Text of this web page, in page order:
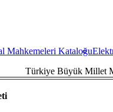
Mahkemeleri Kataloğu
Türkiye Büyük Millet